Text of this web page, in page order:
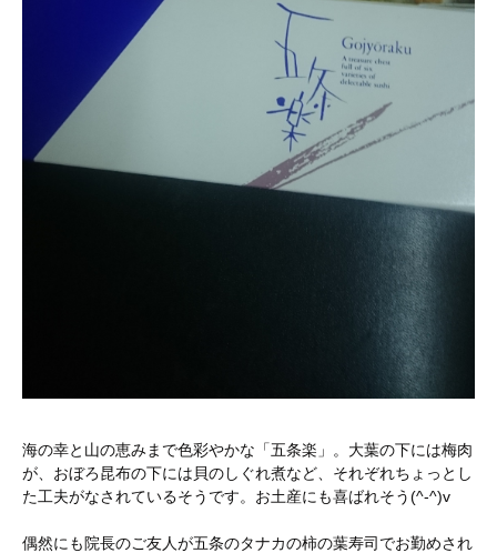
海の幸と山の恵みまで色彩やかな「五条楽」。大葉の下には梅肉
が、おぼろ昆布の下には貝のしぐれ煮など、それぞれちょっとし
た工夫がなされているそうです。お土産にも喜ばれそう(^-^)v
偶然にも院長のご友人が五条のタナカの柿の葉寿司でお勤めされ